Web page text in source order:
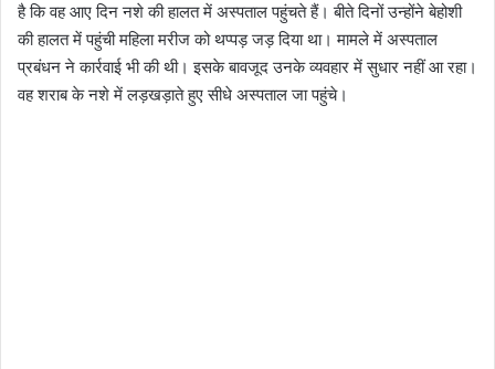
है कि वह आए दिन नशे की हालत में अस्पताल पहुंचते हैं। बीते दिनों उन्होंने बेहोशी
की हालत में पहुंची महिला मरीज को थप्पड़ जड़ दिया था। मामले में अस्पताल
प्रबंधन ने कार्रवाई भी की थी। इसके बावजूद उनके व्यवहार में सुधार नहीं आ रहा।
वह शराब के नशे में लड़खड़ाते हुए सीधे अस्पताल जा पहुंचे।